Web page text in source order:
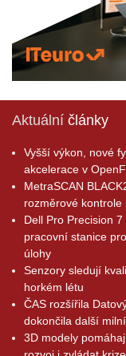
Aktuální články
Vyšší výkon, nové
akcelerace v
MetraSCAN
rozměrové
Dell Pro Precision
pracovní stanice
úlohy
Senzory sledují
horkém létu
ČAS rozšířila
dokončila další
3D modely